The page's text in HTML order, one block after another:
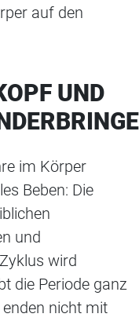
auf den
UND
im Körper
Beben: Die
und
wird
die Periode ganz
nicht mit